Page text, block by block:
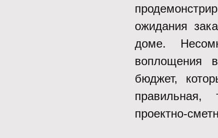
ожидания
доме.
воплощения
бюджет,
правильная,
проектно-